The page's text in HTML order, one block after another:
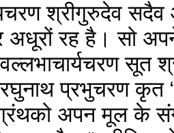
श्रीगुरुदेव सदैव
अधूरों रह है। सो
सूत
प्रभुचरण
अपन मूल के